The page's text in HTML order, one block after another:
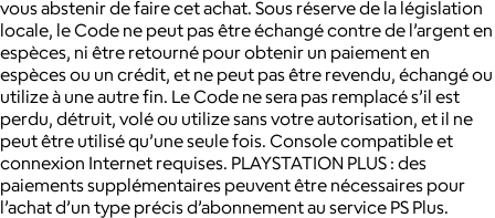
vous abstenir de faire cet achat. Sous réserve de la législation
locale, le Code ne peut pas être échangé contre de l’argent en
espèces, ni être retourné pour obtenir un paiement en
espèces ou un crédit, et ne peut pas être revendu, échangé ou
utilize à une autre fin. Le Code ne sera pas remplacé s’il est
perdu, détruit, volé ou utilize sans votre autorisation, et il ne
peut être utilisé qu’une seule fois. Console compatible et
connexion Internet requises. PLAYSTATION PLUS : des
paiements supplémentaires peuvent être nécessaires pour
l’achat d’un type précis d’abonnement au service PS Plus.